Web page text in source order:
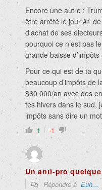
Encore une autre :
être arrêté le jour #1
d’achat de ses
pourquoi ce n’est pas
grande baisse
Pour ce qui est de ta
beaucoup d’impôts de
$60 000/an avec des
tes hivers dans le sud,
impôts sans dire un
1 -1
Un anti-pro
Répondre à Euh...